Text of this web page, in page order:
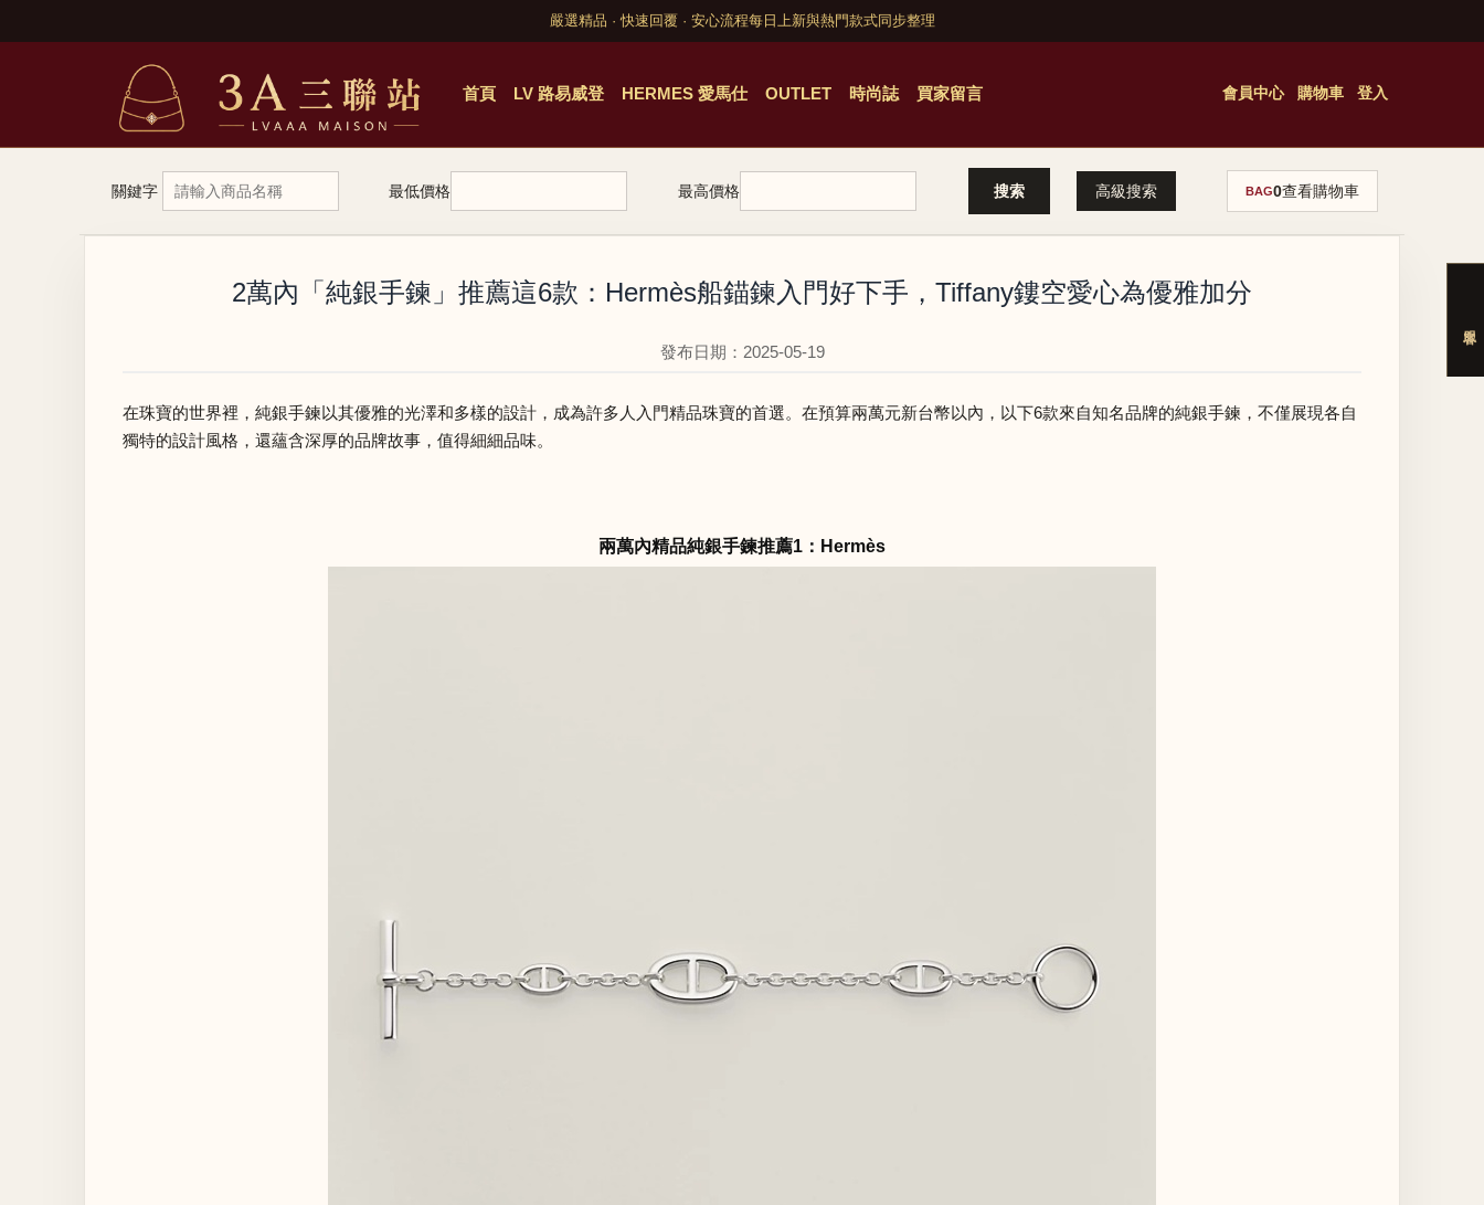
嚴選精品 · 快速回覆 · 安心流程每日上新與熱門款式同步整理
首頁 LV 路易威登 HERMES 愛馬仕 OUTLET 時尚誌 買家留言 會員中心 購物車 登入
關鍵字 最低價格 最高價格 高級搜索 BAG0查看購物車
2萬內「純銀手鍊」推薦這6款：Hermès船錨鍊入門好下手，Tiffany鏤空愛心為優雅加分
發布日期：2025-05-19
在珠寶的世界裡，純銀手鍊以其優雅的光澤和多樣的設計，成為許多人入門精品珠寶的首選。在預算兩萬元新台幣以內，以下6款來自知名品牌的純銀手鍊，不僅展現各自
獨特的設計風格，還蘊含深厚的品牌故事，值得細細品味。
兩萬內精品純銀手鍊推薦1：Hermès